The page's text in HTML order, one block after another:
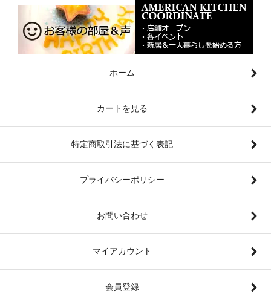
ホーム
カートを見る
特定商取引法に基づく表記
プライバシーポリシー
お問い合わせ
マイアカウント
会員登録